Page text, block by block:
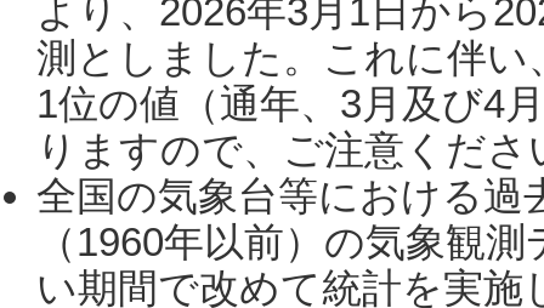
より、2026年3月1日から
測としました。これに伴い
1位の値（通年、3月及び4
りますので、ご注意くだ
全国の気象台等における過
（1960年以前）の気象観
い期間で改めて統計を実